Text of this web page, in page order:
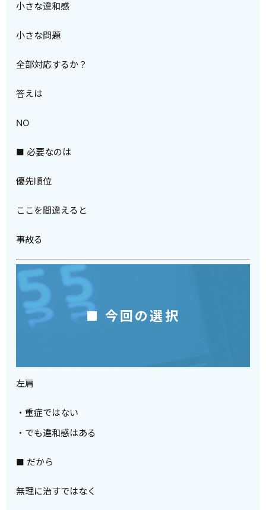
小さな違和感
小さな問題
全部対応するか？
答えは
NO
■ 必要なのは
優先順位
ここを間違えると
事故る
■ 今回の選択
左肩
・重症ではない
・でも違和感はある
■ だから
無理に治すではなく